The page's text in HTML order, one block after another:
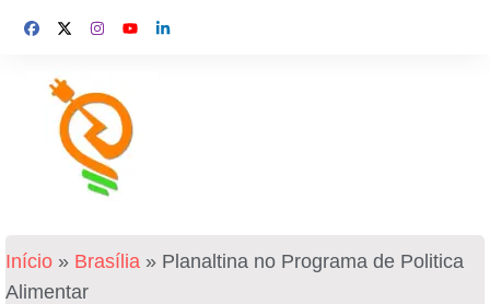
Início » Brasília » Planaltina no Programa de Politica
Alimentar